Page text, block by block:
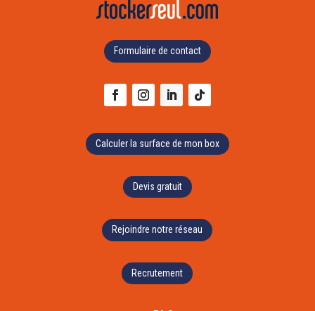
Formulaire de contact
Calculer la surface de mon box
Devis gratuit
Rejoindre notre réseau
Recrutement